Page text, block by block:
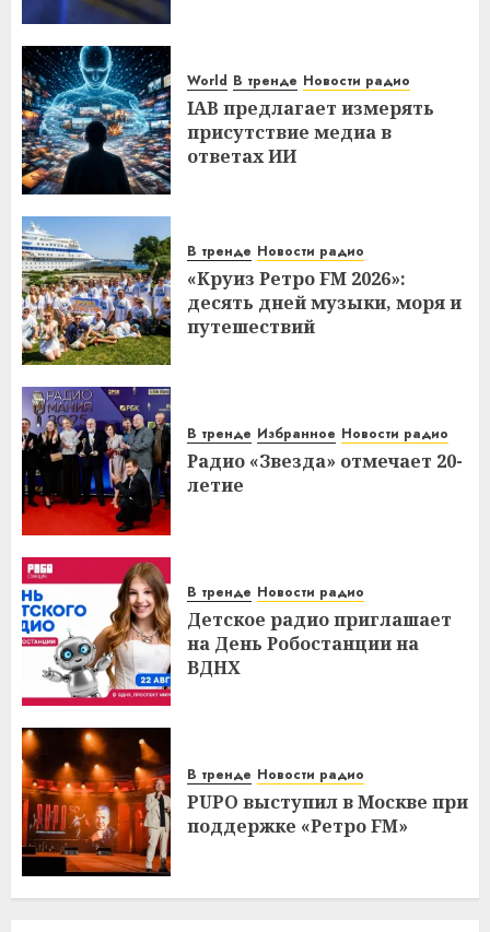
World В тренде Новости радио
IAB предлагает измерять
присутствие медиа в
ответах ИИ
В тренде Новости радио
«Круиз Ретро FM 2026»:
десять дней музыки, моря и
путешествий
В тренде Избранное Новости радио
Радио «Звезда» отмечает 20-
летие
В тренде Новости радио
Детское радио приглашает
на День Робостанции на
ВДНХ
В тренде Новости радио
PUPO выступил в Москве при
поддержке «Ретро FM»